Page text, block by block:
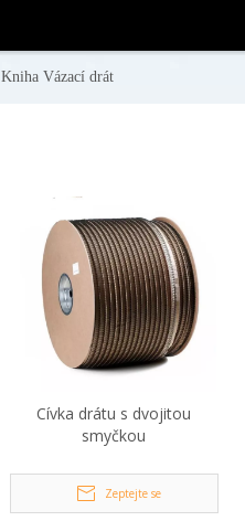
Kniha Vázací drát
Cívka drátu s dvojitou
smyčkou
Zeptejte se